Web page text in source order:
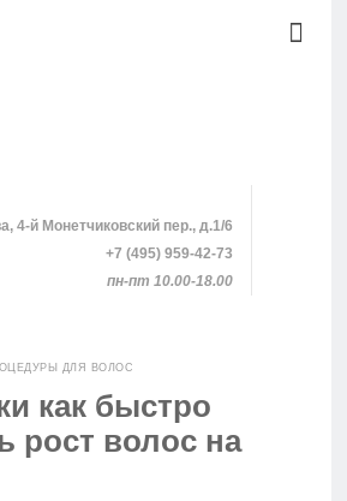
4-й Монетчиковский пер., д.1/6
+7 (495) 959-42-73
пн-пт 10.00-18.00
ДЛЯ ВОЛОС
как быстро
рост волос на